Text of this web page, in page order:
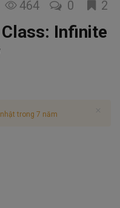
464 0 2
Infinite
trong 7 năm